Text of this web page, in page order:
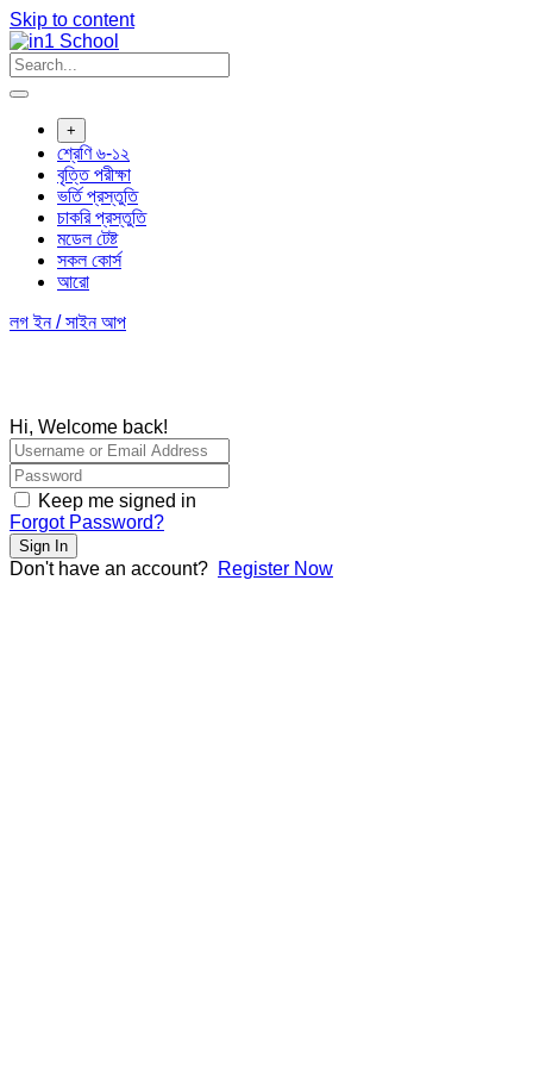
Skip to content
+
শ্রেণি ৬-১২
বৃত্তি পরীক্ষা
ভর্তি প্রস্তুতি
চাকরি প্রস্তুতি
মডেল টেষ্ট
সকল কোর্স
আরো
লগ ইন / সাইন আপ
Hi, Welcome back!
Keep me signed in
Forgot Password?
Sign In
Don't have an account? Register Now